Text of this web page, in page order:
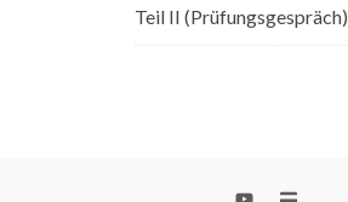
Teil II (Prüfungsgespräch)